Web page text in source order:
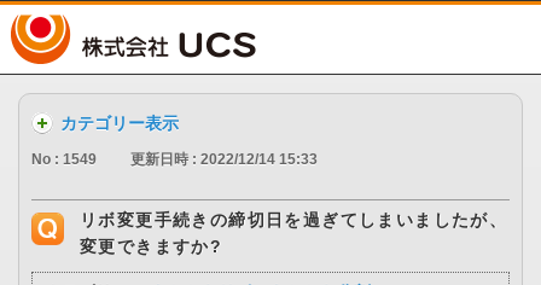
カテゴリー表示
No : 1549 更新日時 : 2022/12/14 15:33
リボ変更手続きの締切日を過ぎてしまいましたが、
変更できますか?